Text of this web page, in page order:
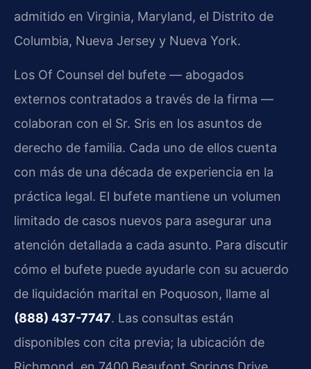
admitido en Virginia, Maryland, el Distrito de
Columbia, Nueva Jersey y Nueva York.
Los Of Counsel del bufete — abogados
externos contratados a través de la firma —
colaboran con el Sr. Sris en los asuntos de
derecho de familia. Cada uno de ellos cuenta
con más de una década de experiencia en la
práctica legal. El bufete mantiene un volumen
limitado de casos nuevos para asegurar una
atención detallada a cada asunto. Para discutir
cómo el bufete puede ayudarle con su acuerdo
de liquidación marital en Poquoson, llame al
(888) 437-7747. Las consultas están
disponibles con cita previa; la ubicación de